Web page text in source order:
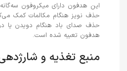
این هدفون دارای میکروفون
حذف نویز هنگام مکالمات کمک
حذف صدای باد هنگام دویدن یا
هدفون تعبیه شده است.
منبع تغذیه و